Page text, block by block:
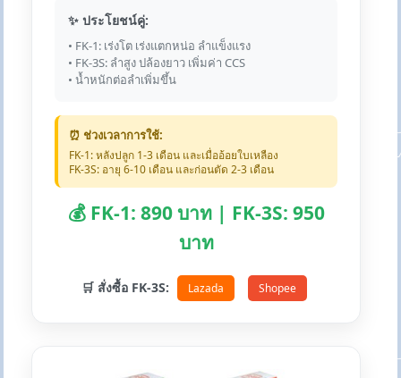
✨ ประโยชน์คู่:
• FK-1: เร่งโต เร่งแตกหน่อ ลำแข็งแรง
• FK-3S: ลำสูง ปล้องยาว เพิ่มค่า CCS
• น้ำหนักต่อลำเพิ่มขึ้น
⏰ ช่วงเวลาการใช้:
FK-1: หลังปลูก 1-3 เดือน และเมื่ออ้อยใบเหลือง
FK-3S: อายุ 6-10 เดือน และก่อนตัด 2-3 เดือน
💰 FK-1: 890 บาท | FK-3S: 950
บาท
🛒 สั่งซื้อ FK-3S: Lazada Shopee